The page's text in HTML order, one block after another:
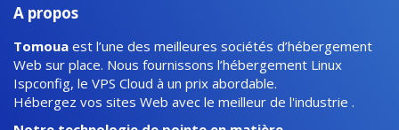
A propos
Tomoua est l’une des meilleures sociétés d’hébergement
Web sur place. Nous fournissons l’hébergement Linux
Ispconfig, le VPS Cloud à un prix abordable.
Hébergez vos sites Web avec le meilleur de l'industrie .